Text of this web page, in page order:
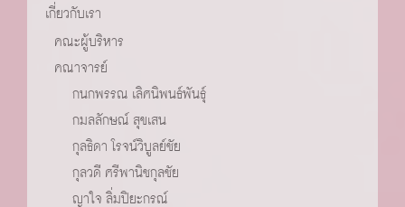
เกี่ยวกับเรา
คณะผู้บริหาร
คณาจารย์
กนกพรรณ เลิศนิพนธ์พันธุ์
กมลลักษณ์ สุขเสน
กุลธิดา โรจน์วิบูลย์ชัย
กุลวดี ศรีพานิชกุลชัย
ญาใจ ลิ่มปิยะกรณ์